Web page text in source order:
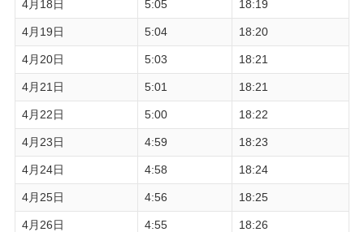
4月18日 5:05 18:19
4月19日 5:04 18:20
4月20日 5:03 18:21
4月21日 5:01 18:21
4月22日 5:00 18:22
4月23日 4:59 18:23
4月24日 4:58 18:24
4月25日 4:56 18:25
4月26日 4:55 18:26